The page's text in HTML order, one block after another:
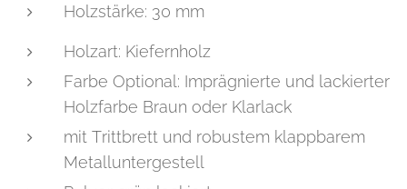
Holzstärke: 30 mm
Holzart: Kiefernholz
Farbe Optional: Imprägnierte und lackierter
Holzfarbe Braun oder Klarlack
mit Trittbrett und robustem klappbarem
Metalluntergestell